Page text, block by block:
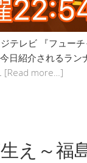
テレビ 『フュー
日紹介されるラ
[Read more…]
え～福